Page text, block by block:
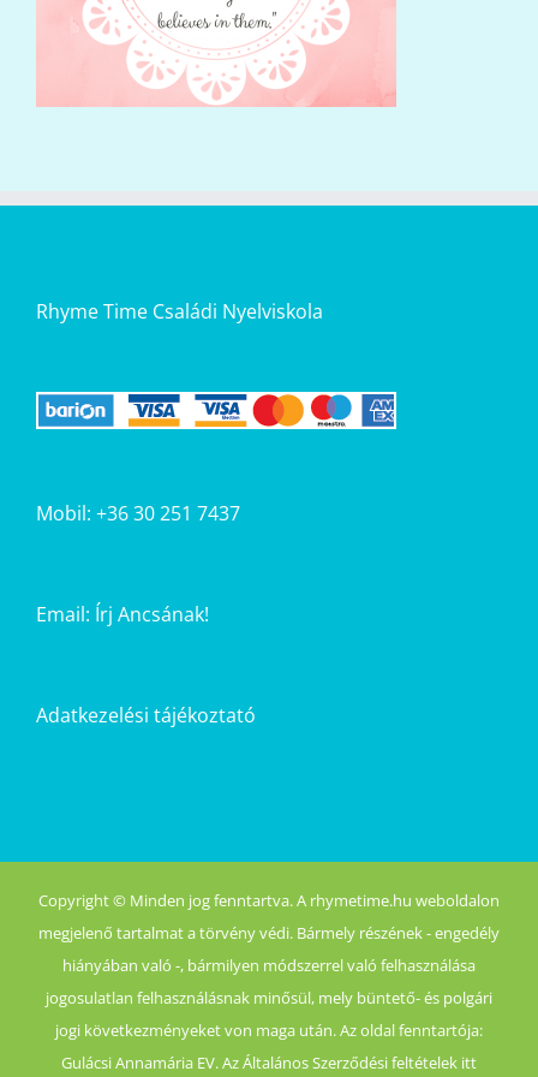
Rhyme Time Családi Nyelviskola
Mobil: +36 30 251 7437
Email: Írj Ancsának!
Adatkezelési tájékoztató
Copyright © Minden jog fenntartva. A rhymetime.hu weboldalon
megjelenő tartalmat a törvény védi. Bármely részének - engedély
hiányában való -, bármilyen módszerrel való felhasználása
jogosulatlan felhasználásnak minősül, mely büntető- és polgári
jogi következményeket von maga után. Az oldal fenntartója:
Gulácsi Annamária EV. Az Általános Szerződési feltételek itt